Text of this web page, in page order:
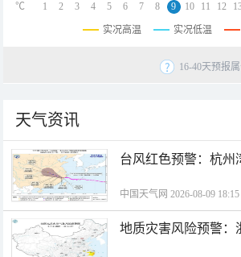
1 2 3 4 5 6 7 8 9 10 11 12
℃
实况高温 实况低温
16-40天预报
天气资讯
台风红色预警：杭州
中国天气网 2026-08-09 18:15
地质灾害风险预警：